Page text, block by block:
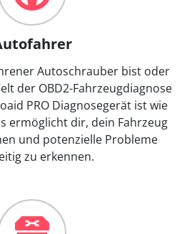
Autoschrauber bist oder
der OBD2-Fahrzeugdiagnose
PRO Diagnosegerät ist wie
ermöglicht dir, dein Fahrzeug
und potenzielle Probleme
zu erkennen.